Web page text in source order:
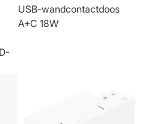
USB-wandcontactdoos
A+C 18W